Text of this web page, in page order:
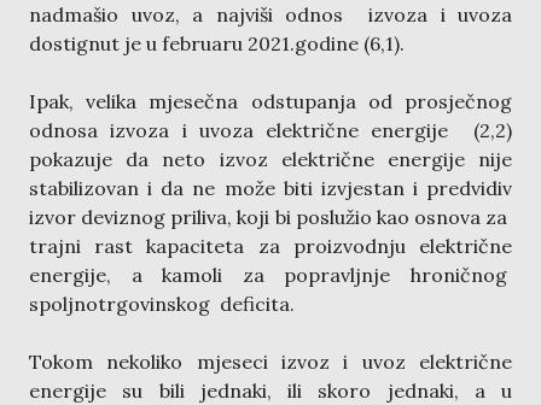
nadmašio uvoz, a najviši odnos izvoza i uvoza
dostignut je u februaru 2021.godine (6,1).
Ipak, velika mjesečna odstupanja od prosječnog
odnosa izvoza i uvoza električne energije (2,2)
pokazuje da neto izvoz električne energije nije
stabilizovan i da ne može biti izvjestan i predvidiv
izvor deviznog priliva, koji bi poslužio kao osnova za
trajni rast kapaciteta za proizvodnju električne
energije, a kamoli za popravljnje hroničnog
spoljnotrgovinskog deficita.
Tokom nekoliko mjeseci izvoz i uvoz električne
energije su bili jednaki, ili skoro jednaki, a u